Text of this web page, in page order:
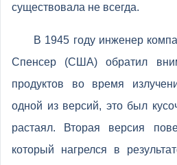
существовала не всегда.
В 1945 году инженер
Спенсер (США) обратил
продуктов во время
одной из версий, это был
растаял. Вторая версия
который нагрелся в